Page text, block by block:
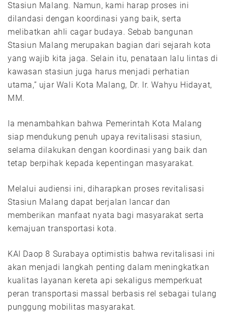
Stasiun Malang. Namun, kami harap proses ini
dilandasi dengan koordinasi yang baik, serta
melibatkan ahli cagar budaya. Sebab bangunan
Stasiun Malang merupakan bagian dari sejarah kota
yang wajib kita jaga. Selain itu, penataan lalu lintas di
kawasan stasiun juga harus menjadi perhatian
utama,” ujar Wali Kota Malang, Dr. Ir. Wahyu Hidayat,
MM.
Ia menambahkan bahwa Pemerintah Kota Malang
siap mendukung penuh upaya revitalisasi stasiun,
selama dilakukan dengan koordinasi yang baik dan
tetap berpihak kepada kepentingan masyarakat.
Melalui audiensi ini, diharapkan proses revitalisasi
Stasiun Malang dapat berjalan lancar dan
memberikan manfaat nyata bagi masyarakat serta
kemajuan transportasi kota.
KAI Daop 8 Surabaya optimistis bahwa revitalisasi ini
akan menjadi langkah penting dalam meningkatkan
kualitas layanan kereta api sekaligus memperkuat
peran transportasi massal berbasis rel sebagai tulang
punggung mobilitas masyarakat.